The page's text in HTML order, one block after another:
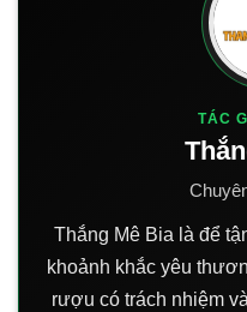
TÁC
Thắng Mê Bia là để
khoảnh khắc yêu
rượu có trách nhiệm